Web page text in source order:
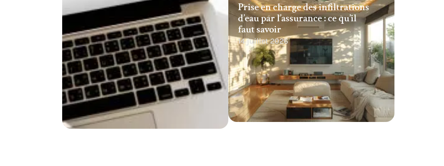
Prise en charge des infiltrations
d’eau par l’assurance : ce qu’il
faut savoir
14 juillet 2026